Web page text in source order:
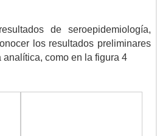
de seroepidemiología,
los resultados preliminares
como en la figura 4